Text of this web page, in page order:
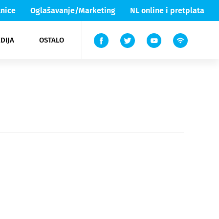
Oglašavanje/Marketing NL online i pretplata
OSTALO
Lika & Senj
TV